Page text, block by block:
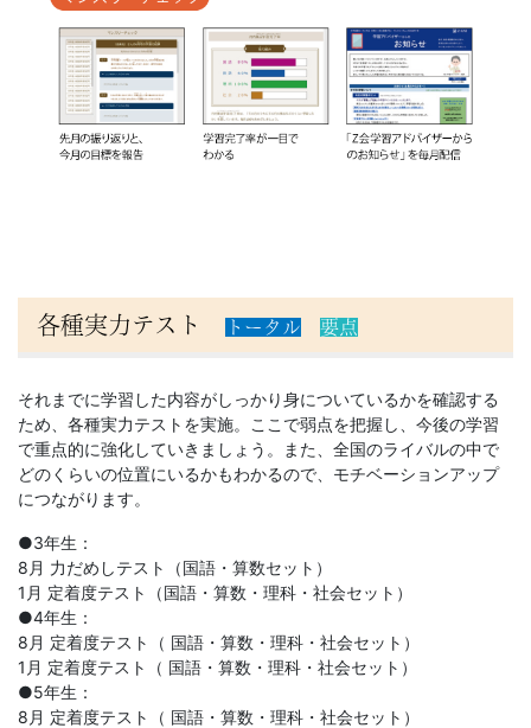
各種実力テスト トータル 要点
それまでに学習した内容がしっかり身についているかを確認する
ため、各種実力テストを実施。ここで弱点を把握し、今後の学習
で重点的に強化していきましょう。また、全国のライバルの中で
どのくらいの位置にいるかもわかるので、モチベーションアップ
につながります。
●3年生：
8月 力だめしテスト（国語・算数セット）
1月 定着度テスト（国語・算数・理科・社会セット）
●4年生：
8月 定着度テスト（ 国語・算数・理科・社会セット）
1月 定着度テスト（ 国語・算数・理科・社会セット）
●5年生：
8月 定着度テスト（ 国語・算数・理科・社会セット）